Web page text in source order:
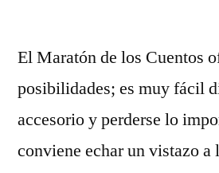
El Maratón de los Cuentos
posibilidades; es muy fácil
accesorio y perderse lo
conviene echar un vistazo